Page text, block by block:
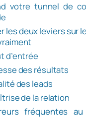
votre tunnel de
les deux leviers sur
d’entrée
des résultats
des leads
de la relation
fréquentes